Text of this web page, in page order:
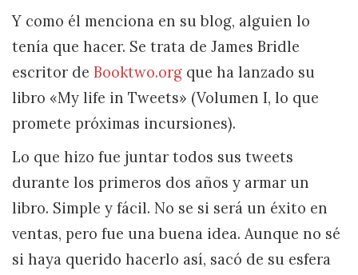
Y como él menciona en su blog, alguien lo
tenía que hacer. Se trata de James Bridle
escritor de Booktwo.org que ha lanzado su
libro «My life in Tweets» (Volumen I, lo que
promete próximas incursiones).
Lo que hizo fue juntar todos sus tweets
durante los primeros dos años y armar un
libro. Simple y fácil. No se si será un éxito en
ventas, pero fue una buena idea. Aunque no sé
si haya querido hacerlo así, sacó de su esfera